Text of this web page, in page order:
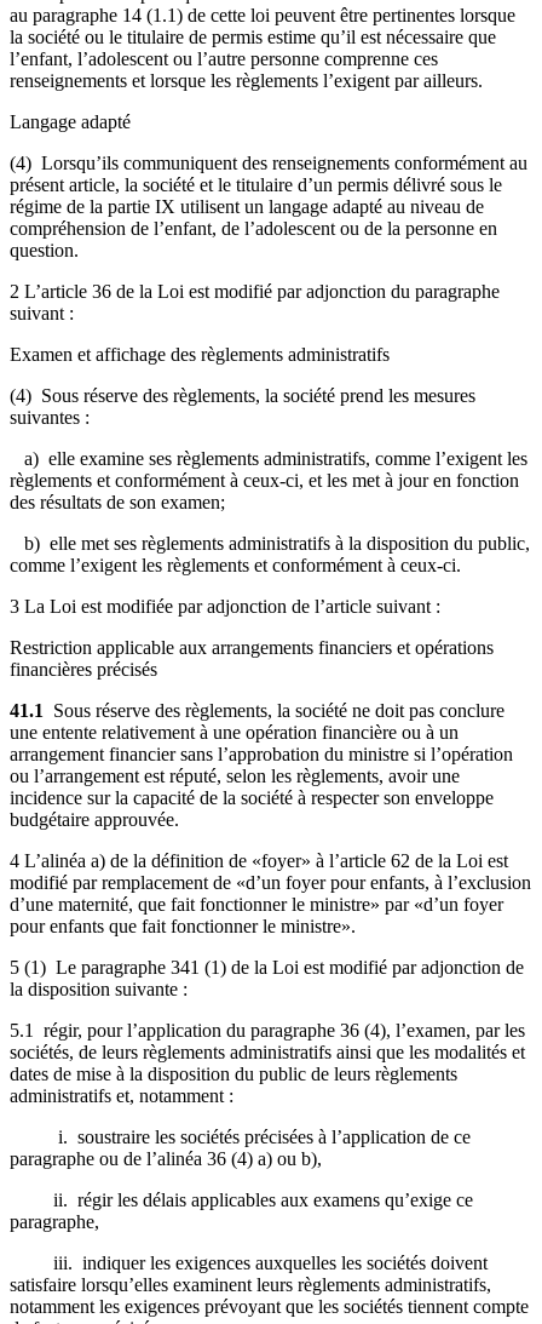
au paragraphe 14 (1.1) de cette loi peuvent être pertinentes lorsque
la société ou le titulaire de permis estime qu’il est nécessaire que
l’enfant, l’adolescent ou l’autre personne comprenne ces
renseignements et lorsque les règlements l’exigent par ailleurs.
Langage adapté
(4) Lorsqu’ils communiquent des renseignements conformément au
présent article, la société et le titulaire d’un permis délivré sous le
régime de la partie IX utilisent un langage adapté au niveau de
compréhension de l’enfant, de l’adolescent ou de la personne en
question.
2 L’article 36 de la Loi est modifié par adjonction du paragraphe
suivant :
Examen et affichage des règlements administratifs
(4) Sous réserve des règlements, la société prend les mesures
suivantes :
a) elle examine ses règlements administratifs, comme l’exigent les
règlements et conformément à ceux-ci, et les met à jour en fonction
des résultats de son examen;
b) elle met ses règlements administratifs à la disposition du public,
comme l’exigent les règlements et conformément à ceux-ci.
3 La Loi est modifiée par adjonction de l’article suivant :
Restriction applicable aux arrangements financiers et opérations
financières précisés
41.1 Sous réserve des règlements, la société ne doit pas conclure
une entente relativement à une opération financière ou à un
arrangement financier sans l’approbation du ministre si l’opération
ou l’arrangement est réputé, selon les règlements, avoir une
incidence sur la capacité de la société à respecter son enveloppe
budgétaire approuvée.
4 L’alinéa a) de la définition de «foyer» à l’article 62 de la Loi est
modifié par remplacement de «d’un foyer pour enfants, à l’exclusion
d’une maternité, que fait fonctionner le ministre» par «d’un foyer
pour enfants que fait fonctionner le ministre».
5 (1) Le paragraphe 341 (1) de la Loi est modifié par adjonction de
la disposition suivante :
5.1 régir, pour l’application du paragraphe 36 (4), l’examen, par les
sociétés, de leurs règlements administratifs ainsi que les modalités et
dates de mise à la disposition du public de leurs règlements
administratifs et, notamment :
i. soustraire les sociétés précisées à l’application de ce
paragraphe ou de l’alinéa 36 (4) a) ou b),
ii. régir les délais applicables aux examens qu’exige ce
paragraphe,
iii. indiquer les exigences auxquelles les sociétés doivent
satisfaire lorsqu’elles examinent leurs règlements administratifs,
notamment les exigences prévoyant que les sociétés tiennent compte